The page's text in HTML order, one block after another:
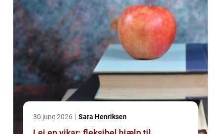
30 june 2026 Sara Henriksen